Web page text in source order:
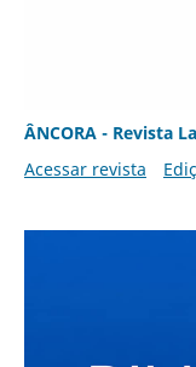
ÂNCORA - Revista
Acessar revista